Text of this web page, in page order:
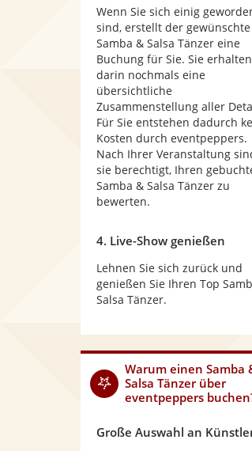
Wenn Sie sich einig
sind, erstellt der gewünschte
Samba & Salsa Tänzer eine
Buchung für Sie. Sie erhalten
darin nochmals eine
übersichtliche
Zusammenstellung aller
Für Sie entstehen dadurch
Kosten durch eventpeppers.
Nach Ihrer Veranstaltung
sie berechtigt, Ihren
Samba & Salsa Tänzer zu
bewerten.
4. Live-Show genießen
Lehnen Sie sich zurück und
genießen Sie Ihren Top
Salsa Tänzer.
Warum einen Samba
Salsa Tänzerüber
eventpeppers
Große Auswahl an